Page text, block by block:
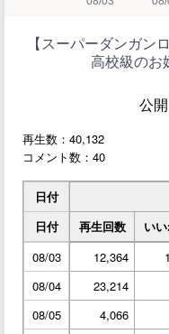
【スーパーダンガ
高校級のお
公
再生数：40,132
コメント数：40
日付
日付
再生回数 い
08/03
12,364
08/04
23,214
08/05
4,066